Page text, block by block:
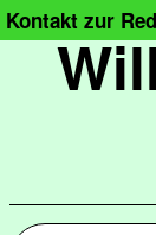
Kontakt zur